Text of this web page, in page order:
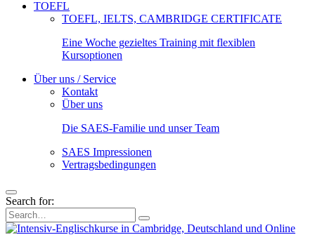
TOEFL
TOEFL, IELTS, CAMBRIDGE CERTIFICATE
Eine Woche gezieltes Training mit flexiblen
Kursoptionen
Über uns / Service
Kontakt
Über uns
Die SAES-Familie und unser Team
SAES Impressionen
Vertragsbedingungen
Search for: